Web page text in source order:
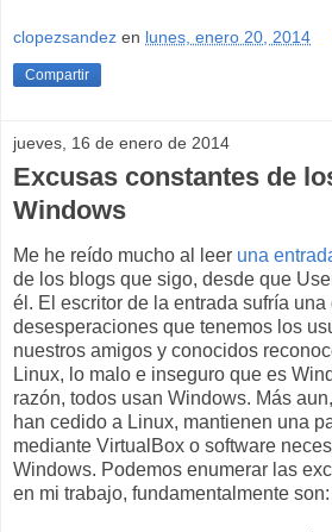
clopezsandez en lunes, enero 20, 2014
Compartir
jueves, 16 de enero de 2014
Excusas constantes de
Windows
Me he reído mucho al leer una
de los blogs que sigo, desde que
él. El escritor de la entrada sufría
desesperaciones que tenemos los
nuestros amigos y conocidos
Linux, lo malo e inseguro que es
razón, todos usan Windows. Más
han cedido a Linux, mantienen una
mediante VirtualBox o software
Windows. Podemos enumerar las
en mi trabajo, fundamentalmente son: